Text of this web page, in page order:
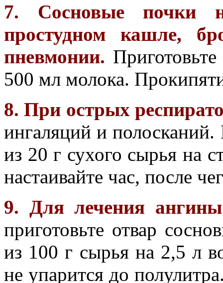
7. Сосновые почки
простудном кашле,
пневмонии.
500 мл молока.
8. При острых
ингаляций и полосканий.
из 20 г сухого сырья на
настаивайте час, после
9. Для лечения ангины
приготовьте отвар
из 100 г сырья на 2,5 л
не упарится до